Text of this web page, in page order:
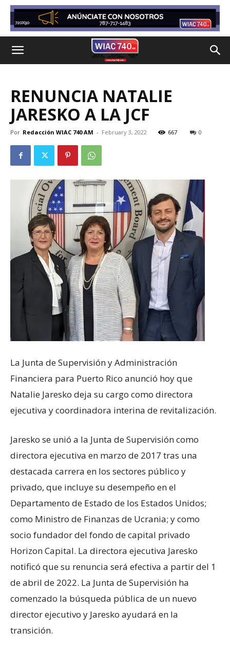
RENUNCIA NATALIE
JARESKO A LA JCF
Por Redacción WIAC 740 AM - February 3, 2022 667 0
La Junta de Supervisión y Administración
Financiera para Puerto Rico anunció hoy que
Natalie Jaresko deja su cargo como directora
ejecutiva y coordinadora interina de revitalización.
Jaresko se unió a la Junta de Supervisión como
directora ejecutiva en marzo de 2017 tras una
destacada carrera en los sectores público y
privado, que incluye su desempeño en el
Departamento de Estado de los Estados Unidos;
como Ministro de Finanzas de Ucrania; y como
socio fundador del fondo de capital privado
Horizon Capital. La directora ejecutiva Jaresko
notificó que su renuncia será efectiva a partir del 1
de abril de 2022. La Junta de Supervisión ha
comenzado la búsqueda pública de un nuevo
director ejecutivo y Jaresko ayudará en la
transición.